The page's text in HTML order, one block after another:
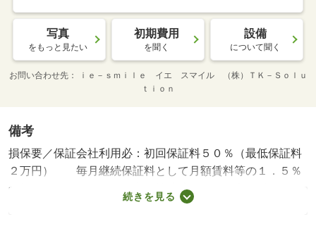
写真
をもっと見たい
初期費用
を聞く
設備
について聞く
お問い合わせ先
ｉｅ－ｓｍｉｌｅ イエ スマイル （株）ＴＫ－Ｓｏｌｕ
ｔｉｏｎ
備考
損保要／保証会社利用必：初回保証料５０％（最低保証料
２万円） 毎月継続保証料として月額賃料等の１．５％
が毎月かかります。 家賃等決済サービス利用料１０．
０００円／年／単身者可／二人入居可／退室清掃料 契約
続きを見る